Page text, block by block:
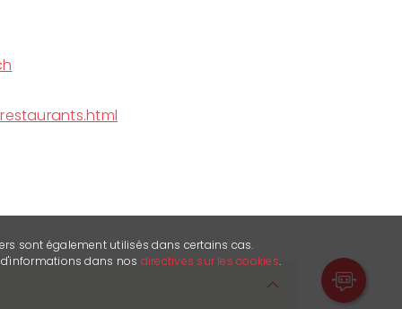
sont également utilisés dans certains cas.
dans nos directives sur les cookies.